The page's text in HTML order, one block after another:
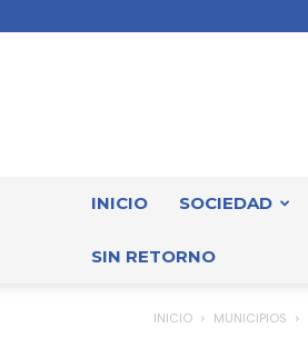
INICIO SOCIEDAD
SIN RETORNO
INICIO MUNICIPIOS